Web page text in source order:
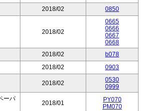
2018/02 0850
2018/02
0665
0666
0667
0668
2018/02
b078
2018/02 0903
2018/02
0530
0999
ーパ
2018/01
PY070
PM070